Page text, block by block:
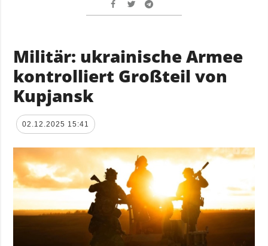
Militär: ukrainische Armee
kontrolliert Großteil von
Kupjansk
02.12.2025 15:41